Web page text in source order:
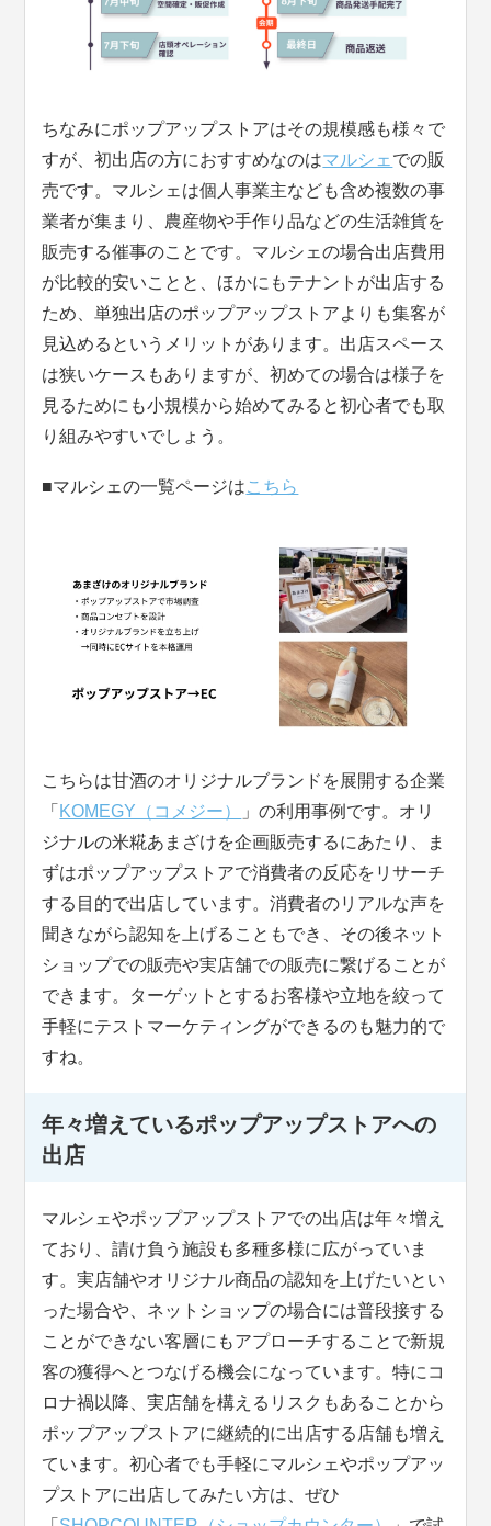
ちなみにポップアップストアはその規模感も様々で
すが、初出店の方におすすめなのはマルシェ での販
売です。マルシェは個人事業主なども含め複数の事
業者が集まり、農産物や手作り品などの生活雑貨を
販売する催事のことです。マルシェの場合出店費用
が比較的安いことと、ほかにもテナントが出店する
ため、単独出店のポップアップストアよりも集客が
見込めるというメリットがあります。出店スペース
は狭いケースもありますが、初めての場合は様子を
見るためにも小規模から始めてみると初心者でも取
り組みやすいでしょう。
■マルシェの一覧ページはこちら
こちらは甘酒のオリジナルブランドを展開する企業
「 KOMEGY（コメジー）
」の利用事例です。オリ
ジナルの米糀あまざけを企画販売するにあたり、ま
ずはポップアップストアで消費者の反応をリサーチ
する目的で出店しています。消費者のリアルな声を
聞きながら認知を上げることもでき、その後ネット
ショップでの販売や実店舗での販売に繋げることが
できます。ターゲットとするお客様や立地を絞って
手軽にテストマーケティングができるのも魅力的で
すね。
年々増えているポップアップストアへの
出店
マルシェやポップアップストアでの出店は年々増え
ており、請け負う施設も多種多様に広がっていま
す。実店舗やオリジナル商品の認知を上げたいとい
った場合や、ネットショップの場合には普段接する
ことができない客層にもアプローチすることで新規
客の獲得へとつなげる機会になっています。特にコ
ロナ禍以降、実店舗を構えるリスクもあることから
ポップアップストアに継続的に出店する店舗も増え
ています。初心者でも手軽にマルシェやポップアッ
プストアに出店してみたい方は、ぜひ